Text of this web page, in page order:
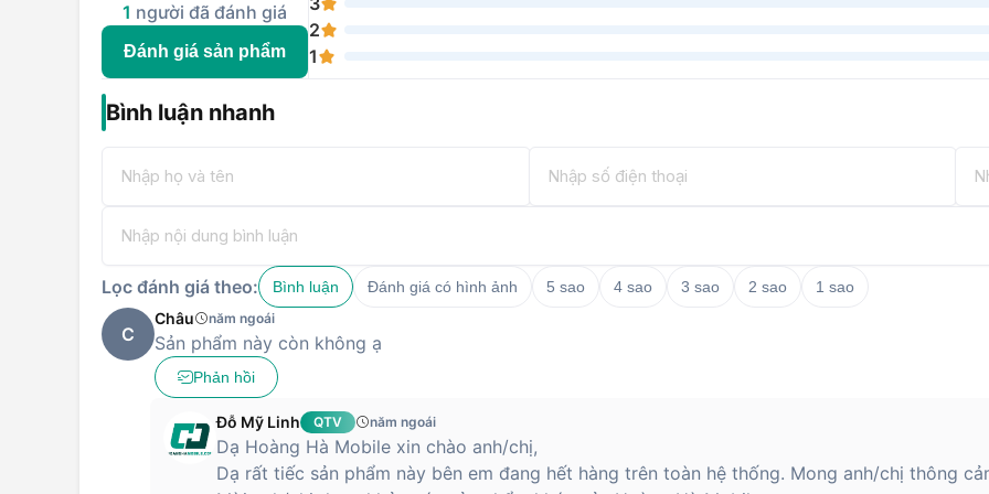
1 người đã đánh giá
Đánh giá sản phẩm
2
1
Bình luận nhanh
Lọc đánh giá theo: Bình luận Đánh giá có hình ảnh 5 sao 4 sao 3 sao 2 sao 1 sao
C
Châu năm ngoái
Sản phẩm này còn không ạ
Phản hồi
Đỗ Mỹ Linh QTV năm ngoái
Dạ Hoàng Hà Mobile xin chào anh/chị,
Dạ rất tiếc sản phẩm này bên em đang hết hàng trên toàn hệ thống. Mong anh/chị thông